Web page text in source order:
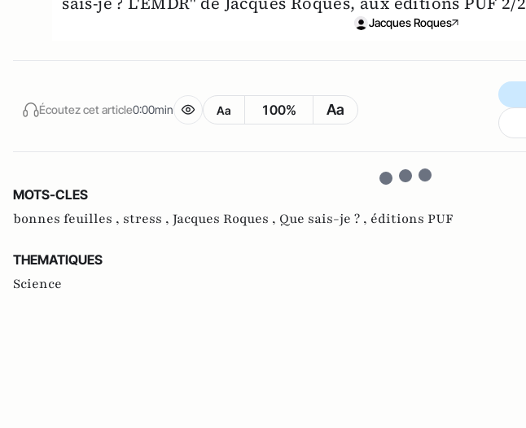
Jacques Roques
Écoutez cet article0:00min Aa 100% Aa
MOTS-CLES
bonnes feuilles , stress , Jacques Roques , Que sais-je ? , éditions PUF
THEMATIQUES
Science